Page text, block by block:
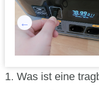
Was ist eine